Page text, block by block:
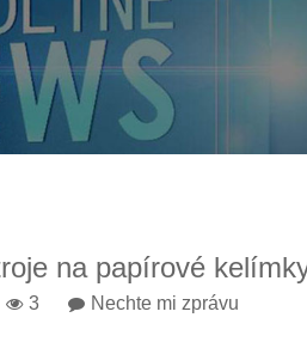
na papírové
3 Nechte mi zprávu